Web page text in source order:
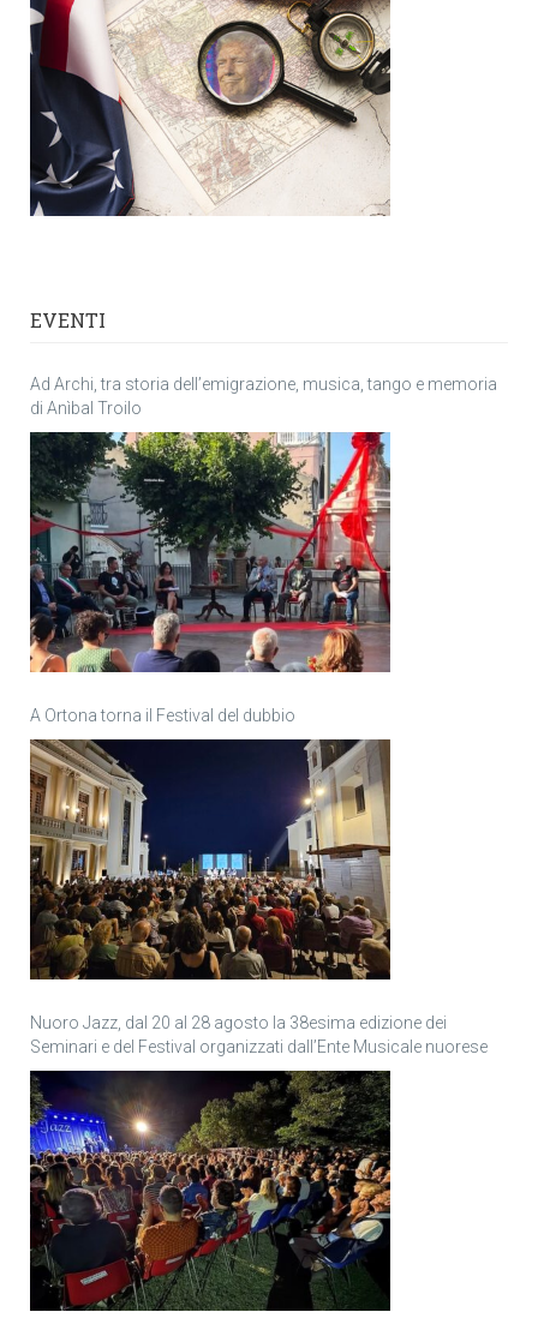
EVENTI
Ad Archi, tra storia dell’emigrazione, musica, tango e memoria
di Anìbal Troilo
A Ortona torna il Festival del dubbio
Nuoro Jazz, dal 20 al 28 agosto la 38esima edizione dei
Seminari e del Festival organizzati dall’Ente Musicale nuorese